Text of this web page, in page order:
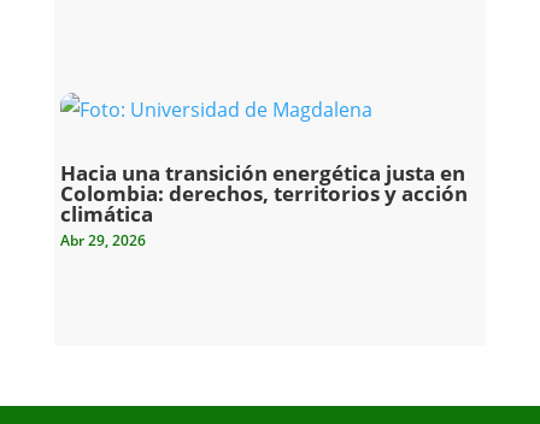
Hacia una transición energética justa en
Colombia: derechos, territorios y acción
climática
Abr 29, 2026